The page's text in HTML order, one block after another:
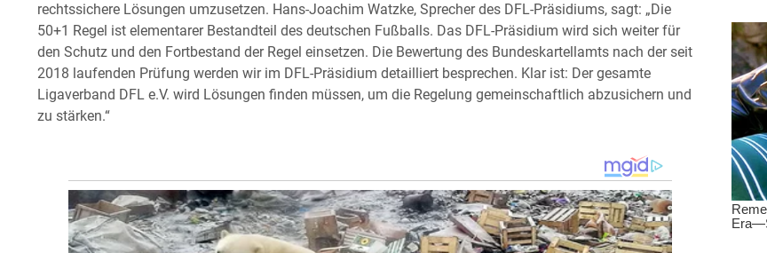
rechtssichere Lösungen umzusetzen. Hans-Joachim Watzke, Sprecher des DFL-Präsidiums, sagt: „Die
50+1 Regel ist elementarer Bestandteil des deutschen Fußballs. Das DFL-Präsidium wird sich weiter für
den Schutz und den Fortbestand der Regel einsetzen. Die Bewertung des Bundeskartellamts nach der seit
2018 laufenden Prüfung werden wir im DFL-Präsidium detailliert besprechen. Klar ist: Der gesamte
Ligaverband DFL e.V. wird Lösungen finden müssen, um die Regelung gemeinschaftlich abzusichern und
zu stärken.“